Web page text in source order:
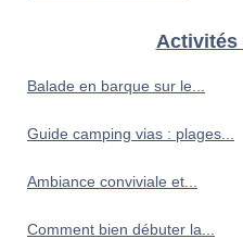
Activités
Balade en barque sur le...
Guide camping vias : plages...
Ambiance conviviale et...
Comment bien débuter la...